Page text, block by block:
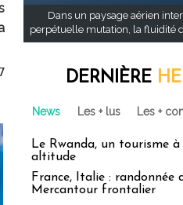
Dans un paysage aérien
perpétuelle mutation, la fluidité
DERNIÈRE
News Les + lus Les +
Le Rwanda, un tourisme
altitude
France, Italie : randonnée
Mercantour frontalier